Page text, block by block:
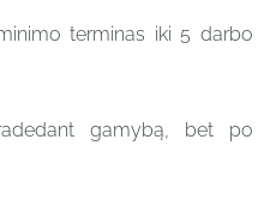
terminas iki 5 darbo
gamybą, bet po